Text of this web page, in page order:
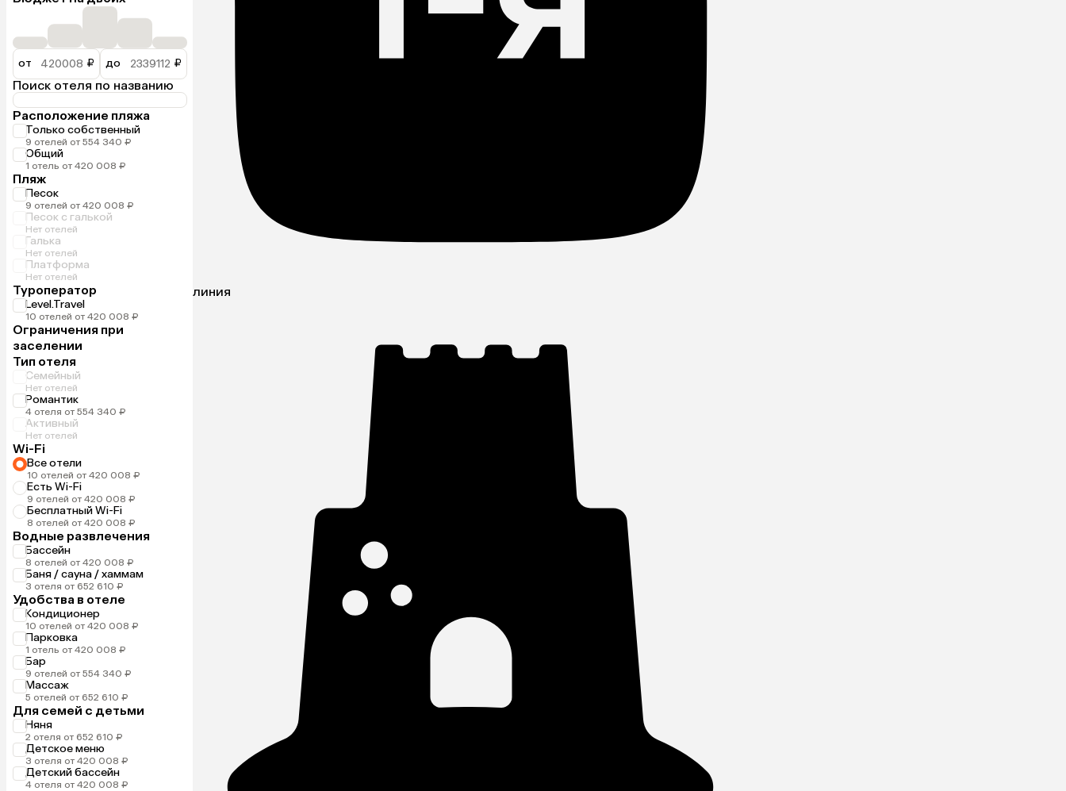
от ₽ до ₽
Поиск отеля по названию
Расположение пляжа
Только собственный
9 отелей от 554 340 ₽
Общий
1 отель от 420 008 ₽
Пляж
Песок
9 отелей от 420 008 ₽
Песок с галькой
Нет отелей
Галька
Нет отелей
Платформа
Нет отелей
Туроператор
Level.Travel
10 отелей от 420 008 ₽
Ограничения при
заселении
Тип отеля
Семейный
Нет отелей
Романтик
4 отеля от 554 340 ₽
Активный
Нет отелей
Wi-Fi
Все отели
10 отелей от 420 008 ₽
Есть Wi-Fi
9 отелей от 420 008 ₽
Бесплатный Wi-Fi
8 отелей от 420 008 ₽
Водные развлечения
Бассейн
8 отелей от 420 008 ₽
Баня / сауна / хаммам
3 отеля от 652 610 ₽
Удобства в отеле
Кондиционер
10 отелей от 420 008 ₽
Парковка
1 отель от 420 008 ₽
Бар
9 отелей от 554 340 ₽
Массаж
5 отелей от 652 610 ₽
Для семей с детьми
Няня
2 отеля от 652 610 ₽
Детское меню
3 отеля от 420 008 ₽
Детский бассейн
4 отеля от 420 008 ₽
линия